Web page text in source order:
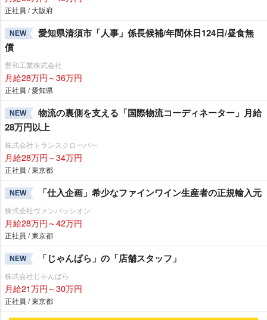
正社員 / 大阪府
NEW
愛知県清須市「人事」係長候補/年間休日124日/昼食無
償
豊和工業株式会社
月給28万円～36万円
正社員 / 愛知県
NEW
物流の裏側を支える「国際物流コーディネーター」月給
28万円以上
株式会社トランスクローバー
月給28万円～34万円
正社員 / 東京都
NEW 「仕入企画」希少なファインワイン生産者の正規輸入元
株式会社ヴァンパッシオン
月給28万円～42万円
正社員 / 東京都
NEW 「じゃんぱら」の「店舗スタッフ」
株式会社じゃんぱら
月給21万円～30万円
正社員 / 東京都